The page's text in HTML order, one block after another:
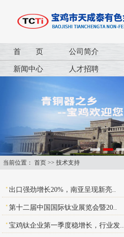
首 页 公司简介
新闻中心 人才招聘
当前位置： 首页 >> 技术支持
出口强劲增长20%，南亚呈现新亮..
第十二届中国国际钛业展览会暨20..
宝鸡钛企业第一季度稳增长，行业发..